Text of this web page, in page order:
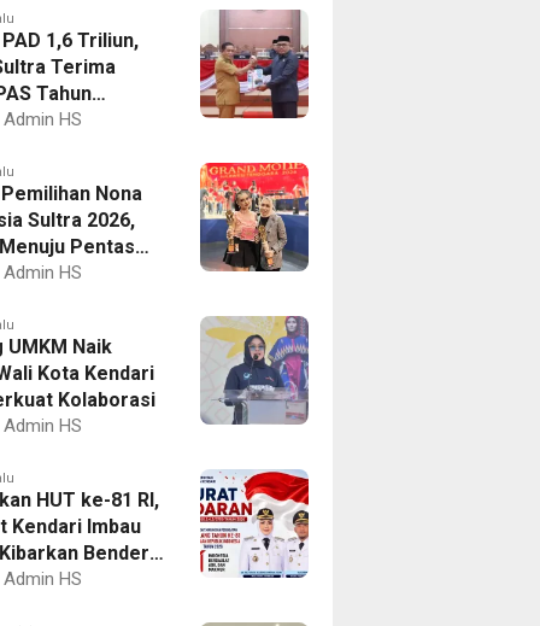
1,6 Triliun,
Terima
Tahun
2027
Admin HS
Nona
Sultra 2026,
Pentas
Admin HS
UMKM Naik
Kota Kendari
Kolaborasi
Admin HS
HUT ke-81 RI,
Kendari Imbau
Bendera
dan Gelar
Admin HS